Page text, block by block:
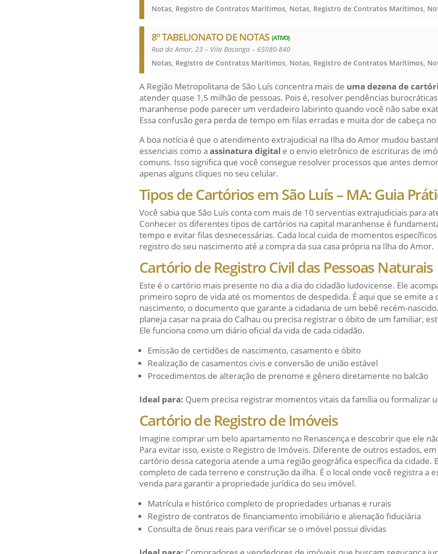
8º TABELIONATO DE NOTAS (ATIVO)
Rua do Amor, 23 – Vila Bacanga – 65080-840
A Região Metropolitana de São Luís concentra mais de uma dezena de
atender quase 1,5 milhão de pessoas. Pois é, resolver pendências
maranhense pode parecer um verdadeiro labirinto quando você não sabe
Essa confusão gera perda de tempo em filas erradas e muita dor de cabeça no
A boa notícia é que o atendimento extrajudicial na Ilha do Amor mudou
essenciais como a assinatura digital e o envio eletrônico de escrituras de
comuns. Isso significa que você consegue resolver processos que antes
apenas alguns cliques no seu celular.
Tipos de Cartórios em São Luís – MA: Guia
Você sabia que São Luís conta com mais de 10 serventias extrajudiciais para
Conhecer os diferentes tipos de cartórios na capital maranhense é
tempo e evitar filas desnecessárias. Cada local cuida de momentos
registro do seu nascimento até a compra da sua casa própria na Ilha do Amor.
Cartório de Registro Civil das Pessoas Naturais
Este é o cartório mais presente no dia a dia do cidadão ludovicense. Ele
primeiro sopro de vida até os momentos de despedida. É aqui que se emite a
nascimento, o documento que garante a cidadania de um bebê recém-
planeja casar na praia do Calhau ou precisa registrar o óbito de um familiar,
Ele funciona como um diário oficial da vida de cada cidadão.
Emissão de certidões de nascimento, casamento e óbito
Realização de casamentos civis e conversão de união estável
Procedimentos de alteração de prenome e gênero diretamente no balcão
Ideal para: Quem precisa registrar momentos vitais da família ou formalizar
Cartório de Registro de Imóveis
Imagine comprar um belo apartamento no Renascença e descobrir que ele
Para evitar isso, existe o Registro de Imóveis. Diferente de outros estados, em
cartório dessa categoria atende a uma região geográfica específica da cidade.
completo de cada terreno e construção da ilha. É o local onde você registra a
venda para garantir a propriedade jurídica do seu imóvel.
Matrícula e histórico completo de propriedades urbanas e rurais
Registro de contratos de financiamento imobiliário e alienação fiduciária
Consulta de ônus reais para verificar se o imóvel possui dívidas